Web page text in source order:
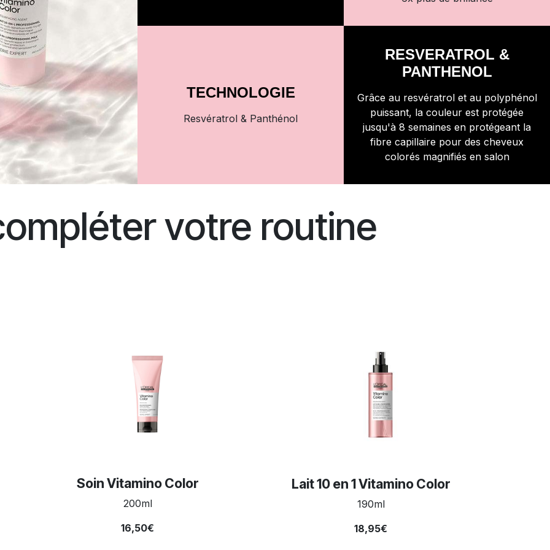
TECHNOLOGIE
Resvératrol & Panthénol
RESVERATROL &
PANTHENOL
Grâce au resvératrol et au polyphénol
puissant, la couleur est protégée
jusqu'à 8 semaines en protégeant la
fibre capillaire pour des cheveux
colorés magnifiés en salon
votre routine
Soin Vitamino Color
200ml
16,50€
Lait 10 en 1 Vitamino Color
190ml
18,95€